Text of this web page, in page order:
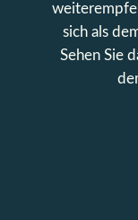
sich als
Sehen Sie